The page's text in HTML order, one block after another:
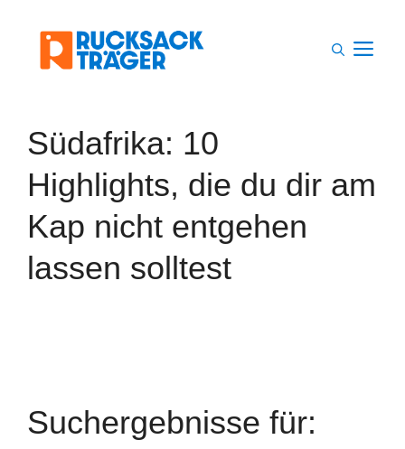
springen
Südafrika: 10
Highlights, die du dir am
Kap nicht entgehen
lassen solltest
Suchergebnisse für: